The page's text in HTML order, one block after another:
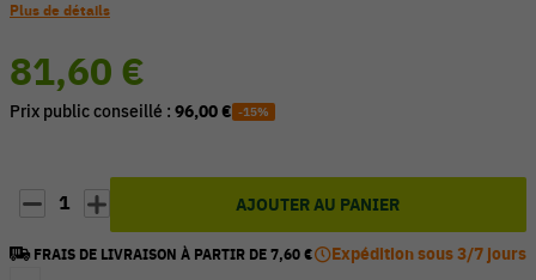
V
Plus de détails
81,60 €
Prix public conseillé : 96,00 € -15%
1 AJOUTER AU PANIER
FRAIS DE LIVRAISON À PARTIR DE 7,60 € Expédition sous 3/7 jours